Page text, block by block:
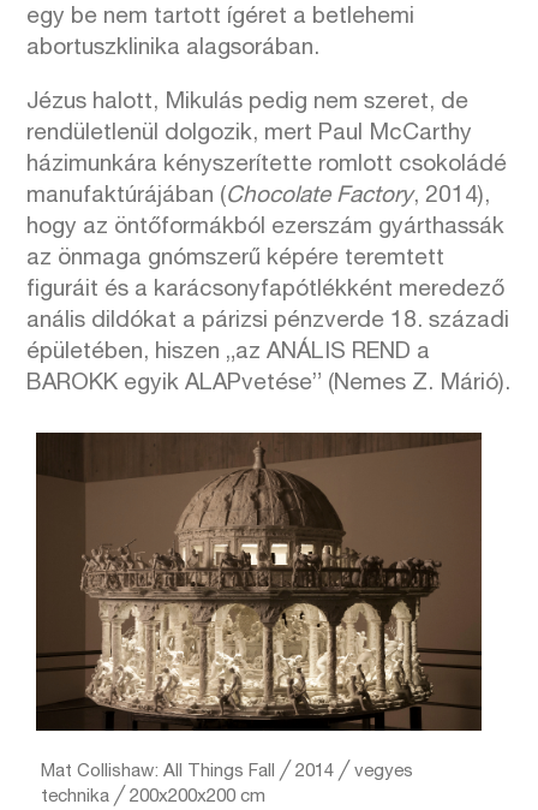
egy be nem tartott ígéret a betlehemi
abortuszklinika alagsorában.
Jézus halott, Mikulás pedig nem szeret, de
rendületlenül dolgozik, mert Paul McCarthy
házimunkára kényszerítette romlott csokoládé
manufaktúrájában (Chocolate Factory, 2014),
hogy az öntőformákból ezerszám gyárthassák
az önmaga gnómszerű képére teremtett
figuráit és a karácsonyfapótlékként meredező
anális dildókat a párizsi pénzverde 18. századi
épületében, hiszen „az ANÁLIS REND a
BAROKK egyik ALAPvetése” (Nemes Z. Márió).
Mat Collishaw: All Things Fall ╱ 2014 ╱ vegyes
technika ╱ 200x200x200 cm